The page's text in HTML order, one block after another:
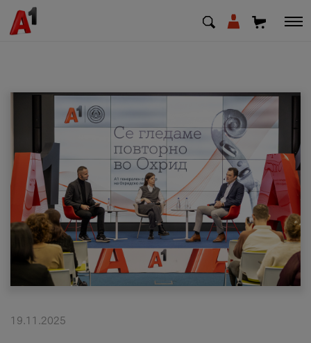
МК SQ
Приватни Деловни
Поддршка
Надополни кредит
19.11.2025